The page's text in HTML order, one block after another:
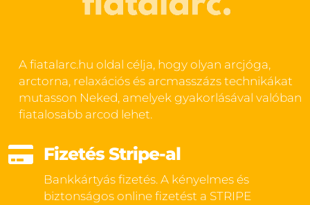
A fiatalarc.hu oldal célja, hogy olyan arcjóga,
arctorna, relaxációs és arcmasszázs technikákat
mutasson Neked, amelyek gyakorlásával valóban
fiatalosabb arcod lehet.
 Fizetés Stripe-al
Bankkártyás fizetés. A kényelmes és
biztonságos online fizetést a STRIPE